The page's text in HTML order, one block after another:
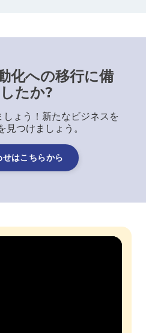
化への移行に備
たか?
ょう！新たなビジネスを
つけましょう。
せはこちらから